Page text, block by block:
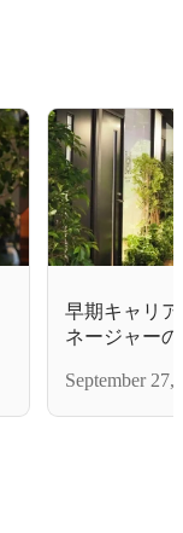
早期キャリ
ネージャー
む「新たな
September 27,